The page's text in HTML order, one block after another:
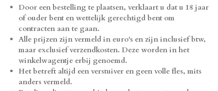
Door een bestelling te plaatsen, verklaart u dat u 18 jaar
of ouder bent en wettelijk gerechtigd bent om
contracten aan te gaan.
Alle prijzen zijn vermeld in euro's en zijn inclusief btw,
maar exclusief verzendkosten. Deze worden in het
winkelwagentje erbij genoemd.
Het betreft altijd een verstuiver en geen volle fles, mits
anders vermeld.